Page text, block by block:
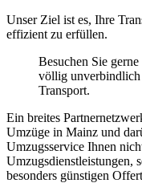
Unser Ziel ist es, Ihre
effizient zu erfüllen.
Besuchen Sie
völlig
Transport.
Ein breites
Umzüge in Mainz und
Umzugsservice Ihnen
Umzugsdienstleistungen,
besonders günstigen